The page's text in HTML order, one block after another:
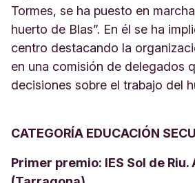
Tormes, se ha puesto en
huerto de Blas”. En él se ha
centro destacando la
en una comisión de delegados
decisiones sobre el trabajo del
CATEGORÍA EDUCACIÓN
Primer premio: IES Sol de Riu.